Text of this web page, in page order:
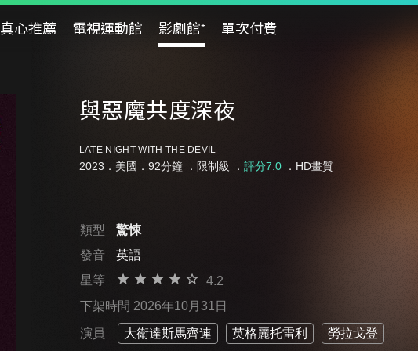
真心推薦 電視運動館 影劇館⁺ 單次付費
與惡魔共度深夜
LATE NIGHT WITH THE DEVIL
2023．美國．92分鐘 ． 限制級 ． 評分7.0．HD畫質
類型
驚悚
發音
英語
星等
4.2
下架時間 2026年10月31日
演員 大衛達斯馬齊連 英格麗托雷利 勞拉戈登